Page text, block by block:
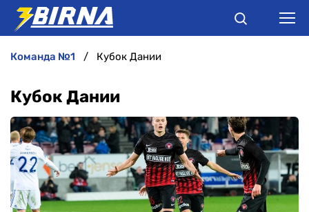
АНАЛІТИКА
ІНТЕРВ'Ю
РІЗНЕ
команда №1 Кубок Дании
Кубок Дании